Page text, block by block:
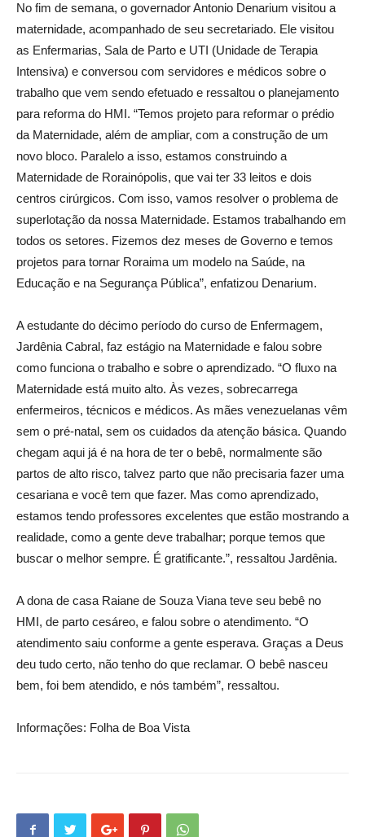
No fim de semana, o governador Antonio Denarium visitou a
maternidade, acompanhado de seu secretariado. Ele visitou
as Enfermarias, Sala de Parto e UTI (Unidade de Terapia
Intensiva) e conversou com servidores e médicos sobre o
trabalho que vem sendo efetuado e ressaltou o planejamento
para reforma do HMI. “Temos projeto para reformar o prédio
da Maternidade, além de ampliar, com a construção de um
novo bloco. Paralelo a isso, estamos construindo a
Maternidade de Rorainópolis, que vai ter 33 leitos e dois
centros cirúrgicos. Com isso, vamos resolver o problema de
superlotação da nossa Maternidade. Estamos trabalhando em
todos os setores. Fizemos dez meses de Governo e temos
projetos para tornar Roraima um modelo na Saúde, na
Educação e na Segurança Pública”, enfatizou Denarium.
A estudante do décimo período do curso de Enfermagem,
Jardênia Cabral, faz estágio na Maternidade e falou sobre
como funciona o trabalho e sobre o aprendizado. “O fluxo na
Maternidade está muito alto. Às vezes, sobrecarrega
enfermeiros, técnicos e médicos. As mães venezuelanas vêm
sem o pré-natal, sem os cuidados da atenção básica. Quando
chegam aqui já é na hora de ter o bebê, normalmente são
partos de alto risco, talvez parto que não precisaria fazer uma
cesariana e você tem que fazer. Mas como aprendizado,
estamos tendo professores excelentes que estão mostrando a
realidade, como a gente deve trabalhar; porque temos que
buscar o melhor sempre. É gratificante.”, ressaltou Jardênia.
A dona de casa Raiane de Souza Viana teve seu bebê no
HMI, de parto cesáreo, e falou sobre o atendimento. “O
atendimento saiu conforme a gente esperava. Graças a Deus
deu tudo certo, não tenho do que reclamar. O bebê nasceu
bem, foi bem atendido, e nós também”, ressaltou.
Informações: Folha de Boa Vista